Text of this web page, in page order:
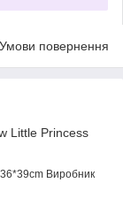
Умови повернення
Little Princess
36*39cm Виробник